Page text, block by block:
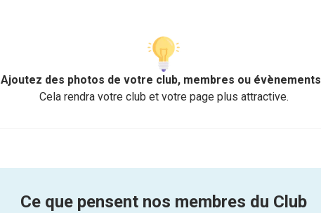
Ajoutez des photos de votre club, membres ou
Cela rendra votre club et votre page plus attractive.
Ce que pensent nos membres du Club